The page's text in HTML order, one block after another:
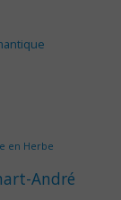
en Herbe
André